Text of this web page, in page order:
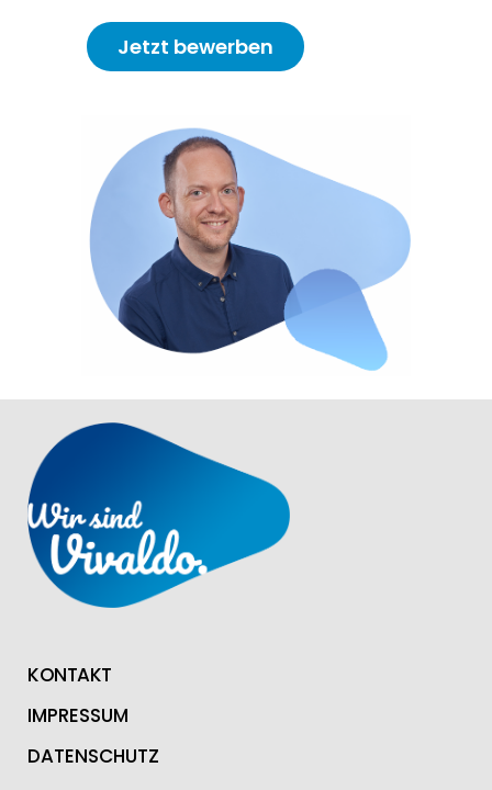
Jetzt bewerben
KONTAKT
IMPRESSUM
DATENSCHUTZ